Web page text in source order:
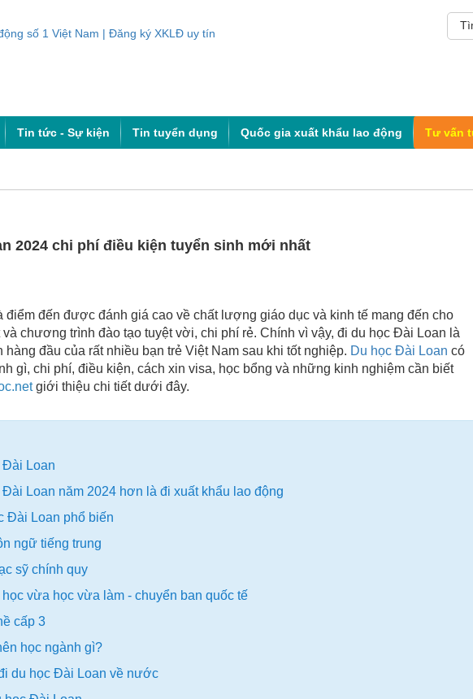
Tin tức - Sự kiện Tin tuyển dụng Quốc gia xuất khẩu lao động Tư vấn
2024 chi phí điều kiện tuyển sinh mới nhất
điểm đến được đánh giá cao về chất lượng giáo dục và kinh tế mang đến cho
chương trình đào tạo tuyệt vời, chi phí rẻ. Chính vì vậy, đi du học Đài Loan là
đầu của rất nhiều bạn trẻ Việt Nam sau khi tốt nghiệp. Du học Đài Loan có
gì, chi phí, điều kiện, cách xin visa, học bổng và những kinh nghiệm cần biết
giới thiệu chi tiết dưới đây.
Đài Loan
Đài Loan năm 2024 hơn là đi xuất khẩu lao động
Đài Loan phổ biến
ngữ tiếng trung
sỹ chính quy
vừa học vừa làm - chuyển ban quốc tế
cấp 3
học ngành gì?
du học Đài Loan về nước